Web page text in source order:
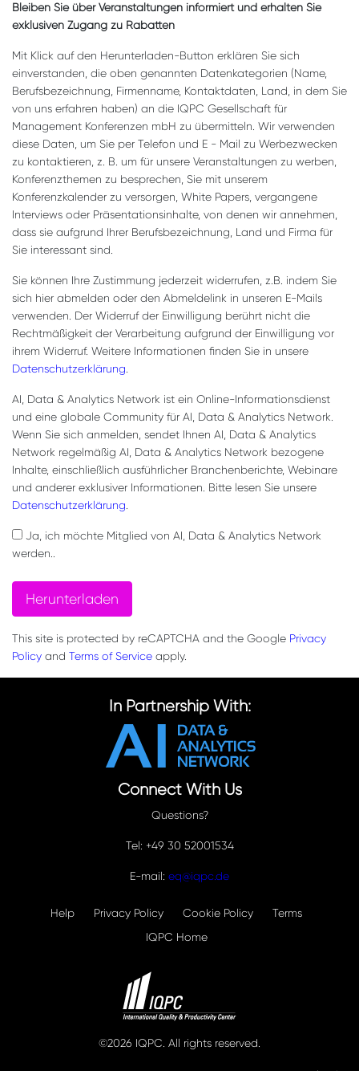
Bleiben Sie über Veranstaltungen informiert und erhalten Sie
exklusiven Zugang zu Rabatten
Mit Klick auf den Herunterladen-Button erklären Sie sich
einverstanden, die oben genannten Datenkategorien (Name,
Berufsbezeichnung, Firmenname, Kontaktdaten, Land, in dem Sie
von uns erfahren haben) an die IQPC Gesellschaft für
Management Konferenzen mbH zu übermitteln. Wir verwenden
diese Daten, um Sie per Telefon und E - Mail zu Werbezwecken
zu kontaktieren, z. B. um für unsere Veranstaltungen zu werben,
Konferenzthemen zu besprechen, Sie mit unserem
Konferenzkalender zu versorgen, White Papers, vergangene
Interviews oder Präsentationsinhalte, von denen wir annehmen,
dass sie aufgrund Ihrer Berufsbezeichnung, Land und Firma für
Sie interessant sind.
Sie können Ihre Zustimmung jederzeit widerrufen, z.B. indem Sie
sich hier abmelden oder den Abmeldelink in unseren E-Mails
verwenden. Der Widerruf der Einwilligung berührt nicht die
Rechtmäßigkeit der Verarbeitung aufgrund der Einwilligung vor
ihrem Widerruf. Weitere Informationen finden Sie in unsere
Datenschutzerklärung
AI, Data & Analytics Network ist ein Online-Informationsdienst
und eine globale Community für AI, Data & Analytics Network.
Wenn Sie sich anmelden, sendet Ihnen AI, Data & Analytics
Network regelmäßig AI, Data & Analytics Network bezogene
Inhalte, einschließlich ausführlicher Branchenberichte, Webinare
und anderer exklusiver Informationen. Bitte lesen Sie unsere
Datenschutzerklärung
Ja, ich möchte Mitglied von AI, Data & Analytics Network
werden..
Herunterladen
This site is protected by reCAPTCHA and the Google Privacy
Policy and Terms of Service apply.
In Partnership With:
Connect With Us
Questions?
Tel: +49 30 52001534
E-mail: eq@iqpc.de
Help Privacy Policy Cookie Policy
Terms
IQPC Home
©2026 IQPC. All rights reserved.